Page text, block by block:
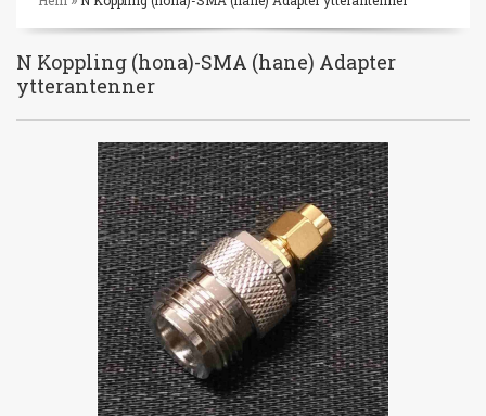
N Koppling (hona)-SMA (hane) Adapter
ytterantenner